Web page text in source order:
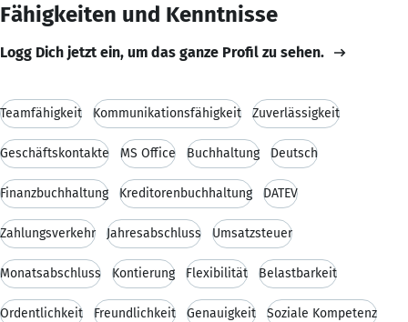
Fähigkeiten und Kenntnisse
Logg Dich jetzt ein, um das ganze Profil zu sehen.
Teamfähigkeit Kommunikationsfähigkeit Zuverlässigkeit
Geschäftskontakte MS Office Buchhaltung Deutsch
Finanzbuchhaltung Kreditorenbuchhaltung DATEV
Zahlungsverkehr Jahresabschluss Umsatzsteuer
Monatsabschluss Kontierung Flexibilität Belastbarkeit
Ordentlichkeit Freundlichkeit Genauigkeit Soziale Kompetenz